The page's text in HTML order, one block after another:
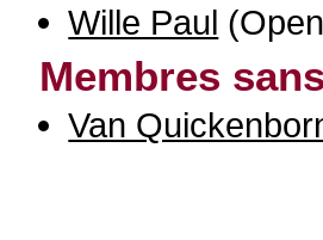
Wille Paul
Membres
Van